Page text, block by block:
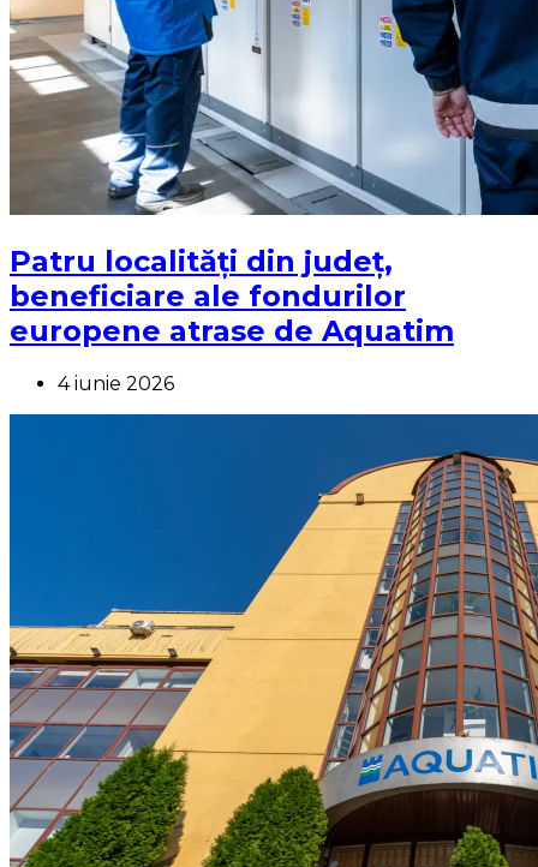
Patru localități din județ,
beneficiare ale fondurilor
europene atrase de Aquatim
4 iunie 2026